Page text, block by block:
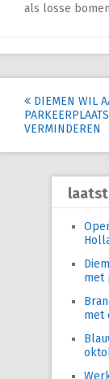
als losse
Post
DIEMEN WIL
VERMINDEREN
met
met